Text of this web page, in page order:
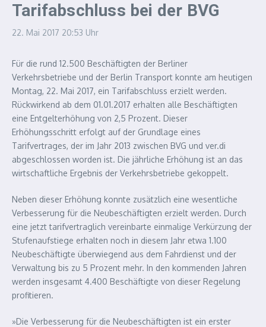
Tarifabschluss bei der BVG
22. Mai 2017 20:53 Uhr
Für die rund 12.500 Beschäftigten der Berliner
Verkehrsbetriebe und der Berlin Transport konnte am heutigen
Montag, 22. Mai 2017, ein Tarifabschluss erzielt werden.
Rückwirkend ab dem 01.01.2017 erhalten alle Beschäftigten
eine Entgelterhöhung von 2,5 Prozent. Dieser
Erhöhungsschritt erfolgt auf der Grundlage eines
Tarifvertrages, der im Jahr 2013 zwischen BVG und ver.di
abgeschlossen worden ist. Die jährliche Erhöhung ist an das
wirtschaftliche Ergebnis der Verkehrsbetriebe gekoppelt.
Neben dieser Erhöhung konnte zusätzlich eine wesentliche
Verbesserung für die Neubeschäftigten erzielt werden. Durch
eine jetzt tarifvertraglich vereinbarte einmalige Verkürzung der
Stufenaufstiege erhalten noch in diesem Jahr etwa 1.100
Neubeschäftigte überwiegend aus dem Fahrdienst und der
Verwaltung bis zu 5 Prozent mehr. In den kommenden Jahren
werden insgesamt 4.400 Beschäftigte von dieser Regelung
profitieren.
»Die Verbesserung für die Neubeschäftigten ist ein erster